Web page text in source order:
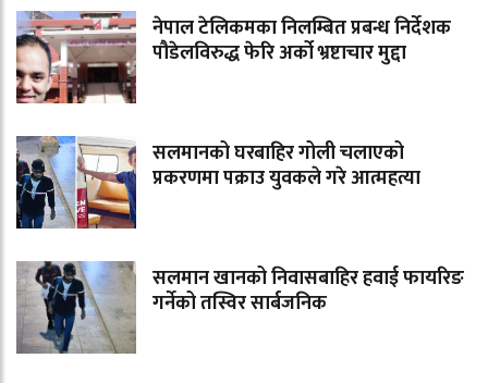
नेपाल टेलिकमका निलम्बित प्रबन्ध निर्देशक
पौडेलविरुद्ध फेरि अर्को भ्रष्टाचार मुद्दा
सलमानको घरबाहिर गोली चलाएको
प्रकरणमा पक्राउ युवकले गरे आत्महत्या
सलमान खानको निवासबाहिर हवाई फायरिङ
गर्नेको तस्विर सार्बजनिक